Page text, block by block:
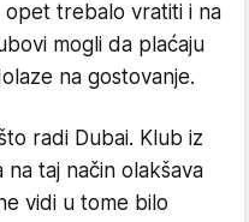
opet trebalo vratiti i na
mogli da plaćaju
na gostovanje.
radi Dubai. Klub iz
na taj način olakšava
vidi u tome bilo